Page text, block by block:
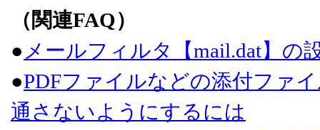
（関連FAQ）
● メールフィルタ【mail.dat】の
●PDFファイルなどの添付ファ
通さないようにするには